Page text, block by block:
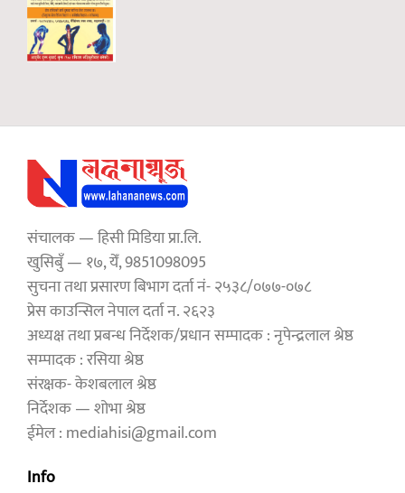
संचालक — हिसी मिडिया प्रा.लि.
खुसिबुँ — १७, येँ, 9851098095
सुचना तथा प्रसारण बिभाग दर्ता नं- २५३८/०७७-०७८
प्रेस काउन्सिल नेपाल दर्ता न. २६२३
अध्यक्ष तथा प्रबन्ध निर्देशक/प्रधान सम्पादक : नृपेन्द्रलाल श्रेष्ठ
सम्पादक : रसिया श्रेष्ठ
संरक्षक- केशबलाल श्रेष्ठ
निर्देशक — शोभा श्रेष्ठ
ईमेल : mediahisi@gmail.com
Info